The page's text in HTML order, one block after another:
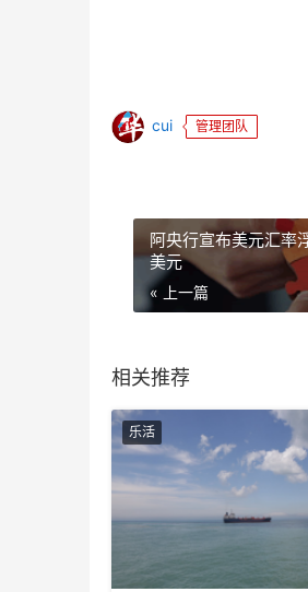
cui 管理团队
阿央行宣布美元汇率
美元
« 上一篇
相关推荐
乐活